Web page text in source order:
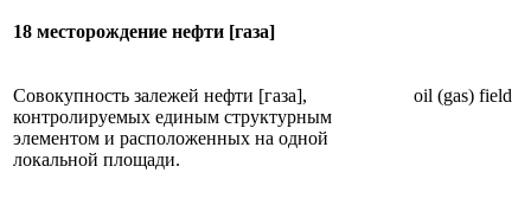
18 месторождение нефти [газа]
oil (gas) field
Совокупность залежей нефти [газа],
контролируемых единым структурным
элементом и расположенных на одной
локальной площади.